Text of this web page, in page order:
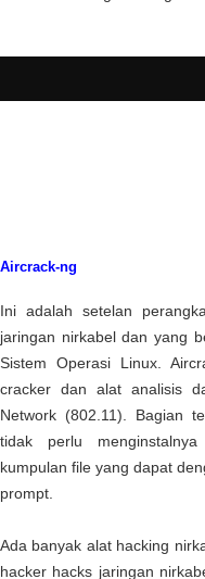
Aircrack-ng
Ini adalah setelan
jaringan nirkabel dan yang
Sistem Operasi Linux.
cracker dan alat analisis
Network (802.11). Bagian
tidak perlu
kumpulan file yang dapat
prompt.
Ada banyak alat hacking
hacker hacks jaringan